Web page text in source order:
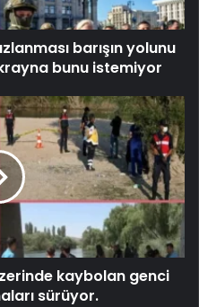
barışın yolunu
bunu istemiyor
kaybolan genci
sürüyor.